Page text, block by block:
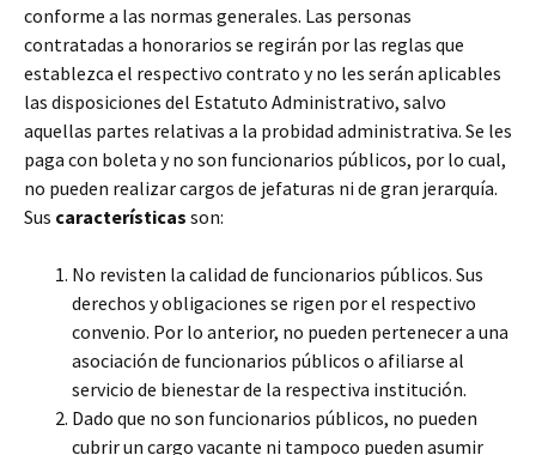
conforme a las normas generales. Las personas
contratadas a honorarios se regirán por las reglas que
establezca el respectivo contrato y no les serán aplicables
las disposiciones del Estatuto Administrativo, salvo
aquellas partes relativas a la probidad administrativa. Se les
paga con boleta y no son funcionarios públicos, por lo cual,
no pueden realizar cargos de jefaturas ni de gran jerarquía.
Sus características son:
No revisten la calidad de funcionarios públicos. Sus
derechos y obligaciones se rigen por el respectivo
convenio. Por lo anterior, no pueden pertenecer a una
asociación de funcionarios públicos o afiliarse al
servicio de bienestar de la respectiva institución.
Dado que no son funcionarios públicos, no pueden
cubrir un cargo vacante ni tampoco pueden asumir